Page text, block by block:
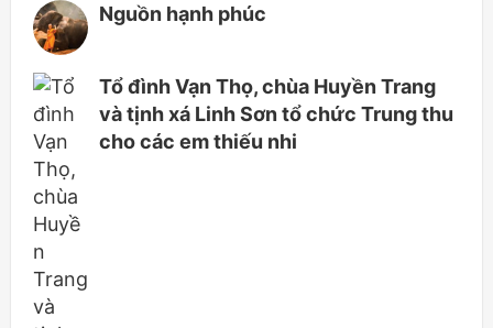
Nguồn hạnh phúc
Tổ đình Vạn Thọ, chùa Huyền Trang
và tịnh xá Linh Sơn tổ chức Trung thu
cho các em thiếu nhi